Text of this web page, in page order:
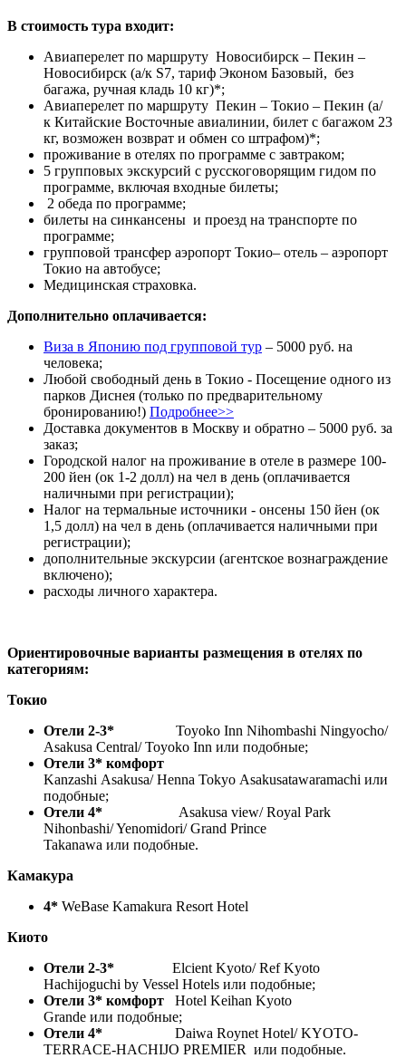
В стоимость тура входит:
Авиаперелет по маршруту Новосибирск – Пекин –
Новосибирск (а/к S7, тариф Эконом Базовый, без
багажа, ручная кладь 10 кг)*;
Авиаперелет по маршруту Пекин – Токио – Пекин (а/
к Китайские Восточные авиалинии, билет с багажом 23
кг, возможен возврат и обмен со штрафом)*;
проживание в отелях по программе с завтраком;
5 групповых экскурсий с русскоговорящим гидом по
программе, включая входные билеты;
2 обеда по программе;
билеты на синкансены и проезд на транспорте по
программе;
групповой трансфер аэропорт Токио– отель – аэропорт
Токио на автобусе;
Медицинская страховка.
Дополнительно оплачивается:
Виза в Японию под групповой тур – 5000 руб. на
человека;
Любой свободный день в Токио - Посещение одного из
парков Диснея (только по предварительному
бронированию!) Подробнее>>
Доставка документов в Москву и обратно – 5000 руб. за
заказ;
Городской налог на проживание в отеле в размере 100-
200 йен (ок 1-2 долл) на чел в день (оплачивается
наличными при регистрации);
Налог на термальные источники - онсены 150 йен (ок
1,5 долл) на чел в день (оплачивается наличными при
регистрации);
дополнительные экскурсии (агентское вознаграждение
включено);
расходы личного характера.
Ориентировочные варианты размещения в отелях по
категориям:
Токио
Отели 2-3*
Toyoko Inn Nihombashi Ningyocho/
Asakusa Central/ Toyoko Inn или подобные;
Отели 3* комфорт
Kanzashi Asakusa/ Henna Tokyo Asakusatawaramachi или
подобные;
Отели 4* Asakusa view/ Royal Park
Nihonbashi/ Yenomidori/ Grand Prince
Takanawa или подобные.
Камакура
4* WeBase Kamakura Resort Hotel
Киото
Отели 2-3*
Elcient Kyoto/ Ref Kyoto
Hachijoguchi by Vessel Hotels или подобные;
Отели 3* комфорт Hotel Keihan Kyoto
Grande или подобные;
Отели 4*
Daiwa Roynet Hotel/ KYOTO-
TERRACE-HACHIJO PREMIER или подобные.